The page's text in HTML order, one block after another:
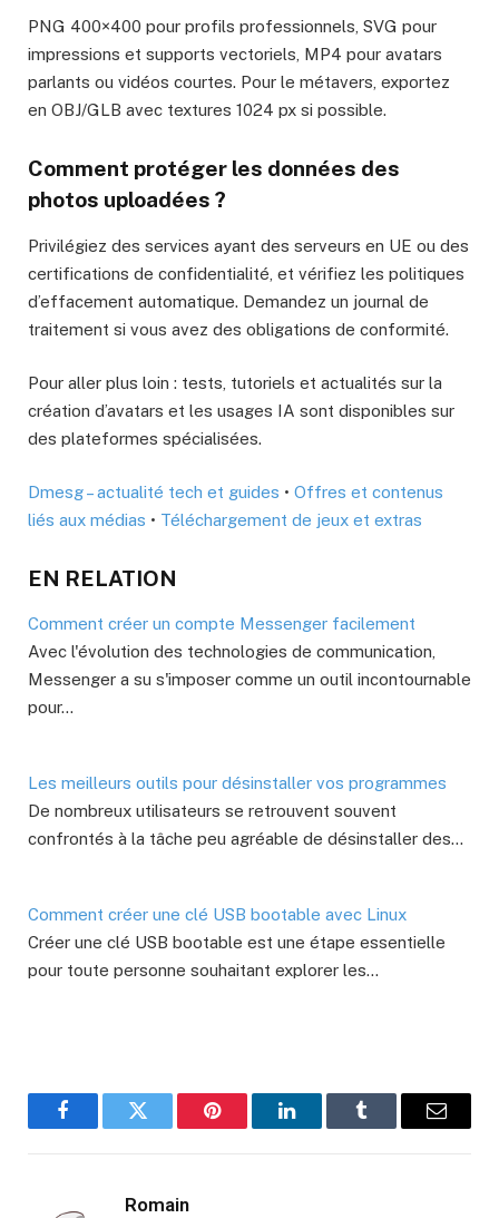
PNG 400×400 pour profils professionnels, SVG pour
impressions et supports vectoriels, MP4 pour avatars
parlants ou vidéos courtes. Pour le métavers, exportez
en OBJ/GLB avec textures 1024 px si possible.
Comment protéger les données des
photos uploadées ?
Privilégiez des services ayant des serveurs en UE ou des
certifications de confidentialité, et vérifiez les politiques
d’effacement automatique. Demandez un journal de
traitement si vous avez des obligations de conformité.
Pour aller plus loin : tests, tutoriels et actualités sur la
création d’avatars et les usages IA sont disponibles sur
des plateformes spécialisées.
Dmesg – actualité tech et guides • Offres et contenus
liés aux médias • Téléchargement de jeux et extras
EN RELATION
Comment créer un compte Messenger facilement
Avec l'évolution des technologies de communication,
Messenger a su s'imposer comme un outil incontournable
pour…
Les meilleurs outils pour désinstaller vos programmes
De nombreux utilisateurs se retrouvent souvent
confrontés à la tâche peu agréable de désinstaller des…
Comment créer une clé USB bootable avec Linux
Créer une clé USB bootable est une étape essentielle
pour toute personne souhaitant explorer les…
FacebookTwitter Pinterest LinkedInTumblr
E-
Romain